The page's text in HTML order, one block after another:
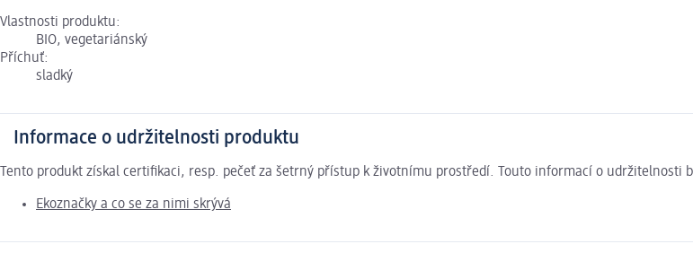
Vlastnosti produktu:
BIO, vegetariánský
Příchuť:
sladký
Informace o udržitelnosti produktu
Tento produkt získal certifikaci, resp. pečeť za šetrný přístup k životnímu prostředí. Touto informací o udržitelnosti
Ekoznačky a co se za nimi skrývá